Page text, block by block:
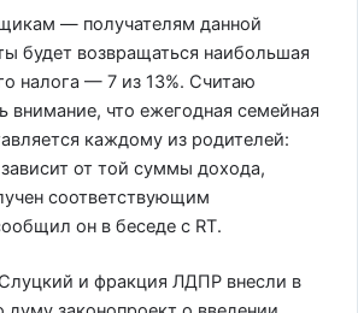
— получателям данной
будет возвращаться наибольшая
налога — 7 из 13%. Считаю
внимание, что ежегодная семейная
каждому из родителей:
от той суммы дохода,
соответствующим
он в беседе с RT.
и фракция ЛДПР внесли в